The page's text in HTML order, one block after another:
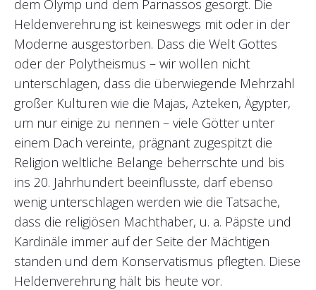
dem Olymp und dem Parnassos gesorgt. Die
Heldenverehrung ist keineswegs mit oder in der
Moderne ausgestorben. Dass die Welt Gottes
oder der Polytheismus – wir wollen nicht
unterschlagen, dass die überwiegende Mehrzahl
großer Kulturen wie die Majas, Azteken, Ägypter,
um nur einige zu nennen – viele Götter unter
einem Dach vereinte, prägnant zugespitzt die
Religion weltliche Belange beherrschte und bis
ins 20. Jahrhundert beeinflusste, darf ebenso
wenig unterschlagen werden wie die Tatsache,
dass die religiösen Machthaber, u. a. Päpste und
Kardinäle immer auf der Seite der Mächtigen
standen und dem Konservatismus pflegten. Diese
Heldenverehrung hält bis heute vor.